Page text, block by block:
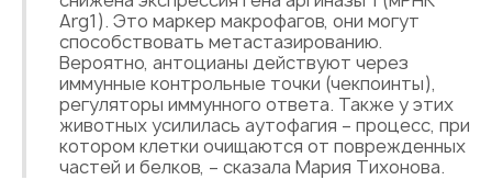
Arg1). Это маркер макрофагов, они могут
способствовать метастазированию.
Вероятно, антоцианы действуют через
иммунные контрольные точки (чекпоинты),
регуляторы иммунного ответа. Также у этих
животных усилилась аутофагия – процесс, при
котором клетки очищаются от поврежденных
частей и белков, – сказала Мария Тихонова.